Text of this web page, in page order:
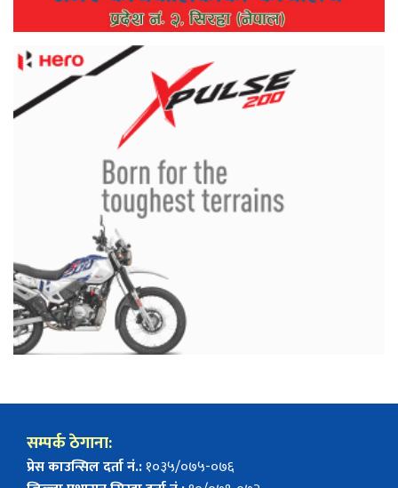
सम्पर्क ठेगाना:
प्रेस काउन्सिल दर्ता नं.:१०३५/०७५-०७६